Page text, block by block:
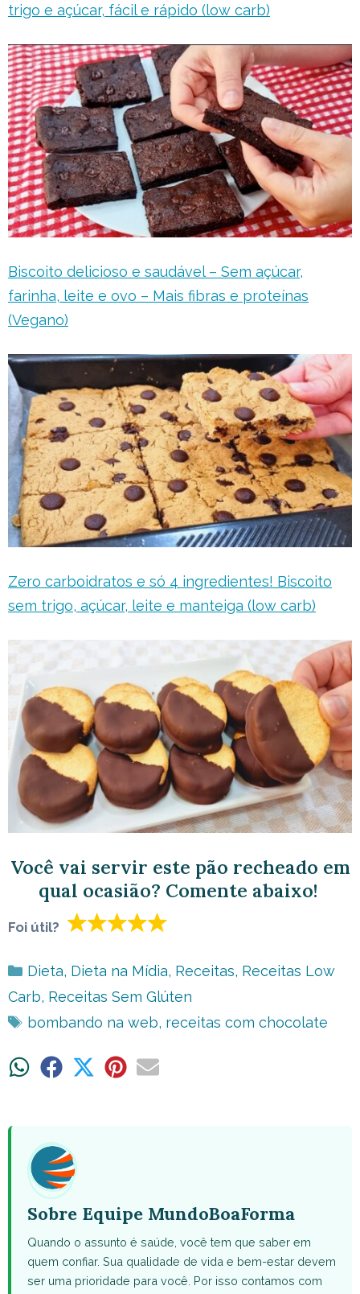
trigo e açúcar, fácil e rápido (low carb)
Biscoito delicioso e saudável – Sem açúcar,
farinha, leite e ovo – Mais fibras e proteínas
(Vegano)
Zero carboidratos e só 4 ingredientes! Biscoito
sem trigo, açúcar, leite e manteiga (low carb)
Você vai servir este pão recheado em
qual ocasião? Comente abaixo!
Foi útil?
Categorias
Dieta, Dieta na Mídia, Receitas, Receitas Low
Carb, Receitas Sem Glúten
Tags
bombando na web, receitas com chocolate
ShareShare ShareShareShare
Sobre Equipe MundoBoaForma
Quando o assunto é saúde, você tem que saber em
quem confiar. Sua qualidade de vida e bem-estar devem
ser uma prioridade para você. Por isso contamos com